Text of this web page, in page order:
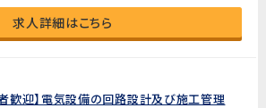
求人詳細はこちら
歓迎】電気設備の回路設計及び施工管理